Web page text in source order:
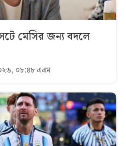
মেসির জন্য বদলে
০৮:৪৮ এএম